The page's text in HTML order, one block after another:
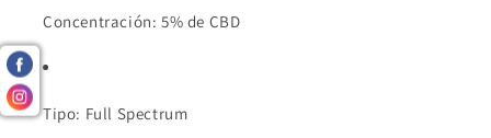
Concentración: 5% de CBD
Tipo: Full Spectrum